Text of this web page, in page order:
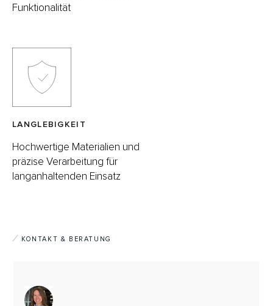
LANGLEBIGKEIT
Hochwertige Materialien und
präzise Verarbeitung für
langanhaltenden Einsatz
Funktionalität
KONTAKT & BERATUNG